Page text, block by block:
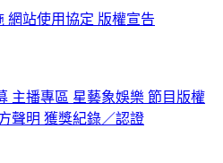
網站使用協定 版權宣告
主播專區 星藝象娛樂 節目版權
聲明 獲獎紀錄／認證